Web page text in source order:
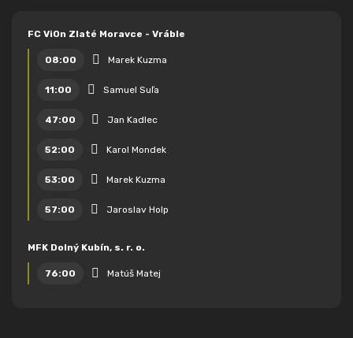
FC ViOn Zlaté Moravce - Vráble
08:00 Marek Kuzma
11:00 Samuel Suľa
47:00 Jan Kadlec
52:00 Karol Mondek
53:00 Marek Kuzma
57:00 Jaroslav Holp
MFK Dolný Kubín, s. r. o.
76:00 Matúš Matej